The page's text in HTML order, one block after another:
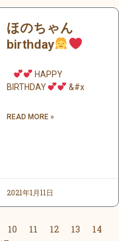
ほのちゃん
birthday
HAPPY
BIRTHDAY
&#x
READ MORE »
2021年1月11日
10 11 12 13 14